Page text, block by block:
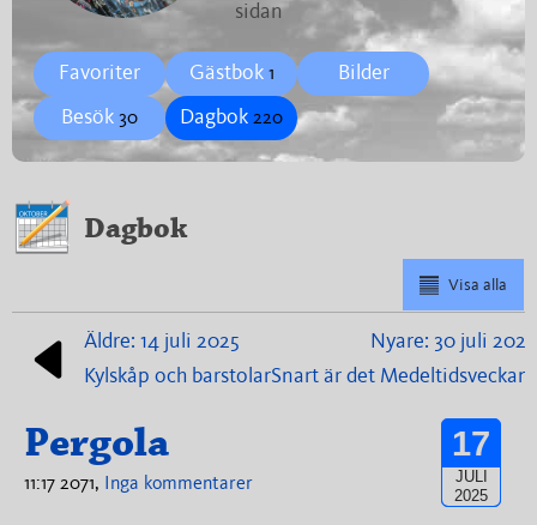
sidan
Favoriter Gästbok 1 Bilder
Besök 30 Dagbok 220
Dagbok
Visa alla
Äldre: 14 juli 2025
Kylskåp och barstolar
Nyare: 30 juli 2025
Snart är det Medeltidsveckan!
17
JULI
2025
Pergola
11:17 2071, Inga kommentarer